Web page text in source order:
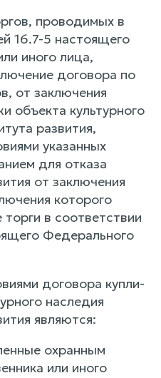
проводимых в
16.7-5 настоящего
иного лица,
договора по
от заключения
объекта культурного
развития,
указанных
для отказа
от заключения
которого
в соответствии
Федерального
договора купли-
наследия
являются:
охранным
или иного